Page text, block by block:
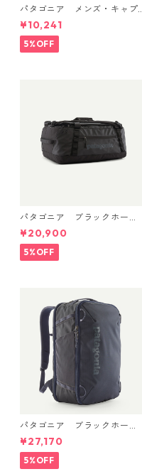
パタゴニア メンズ・キャプ
リーン・クール・デイリー・
フーディ（'73 スカイライン）
(カラー Limestone Yellow - L
ight Limestone Yellow X-Dy
¥10,241
5%OFF
パタゴニア ブラックホー
ル・ダッフル 40L Black w/Bl
ack 49339 日本正規品
¥20,900
5%OFF
パタゴニア ブラックホー
ル・ミニ・MLC 30L (カラー
Smolder Blue w/Forge Gre
y) Patagonia Black Hole® Mi
ni MLC® 30L 日本正規品 製
¥27,170
5%OFF